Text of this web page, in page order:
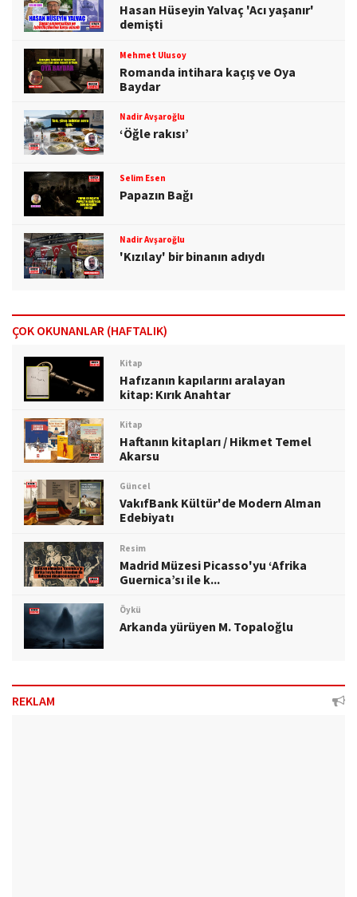
Hasan Hüseyin Yalvaç 'Acı yaşanır'
demişti
Mehmet Ulusoy
Romanda intihara kaçış ve Oya
Baydar
Nadir Avşaroğlu
‘Öğle rakısı’
Selim Esen
Papazın Bağı
Nadir Avşaroğlu
'Kızılay' bir binanın adıydı
ÇOK OKUNANLAR (HAFTALIK)
Kitap
Hafızanın kapılarını aralayan
kitap: Kırık Anahtar
Kitap
Haftanın kitapları / Hikmet Temel
Akarsu
Güncel
VakıfBank Kültür'de Modern Alman
Edebiyatı
Resim
Madrid Müzesi Picasso'yu ‘Afrika
Guernica’sı ile k...
Öykü
Arkanda yürüyen M. Topaloğlu
REKLAM